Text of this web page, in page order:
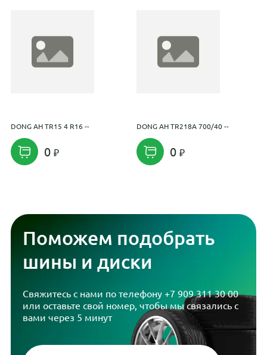
DONG AH TR15 4 R16 --
0
DONG AH TR218A 700/40 --
0
Поможем подобрать
шины и диски
Свяжитесь с нами по телефону +7 909 311 30 00
или оставьте свой номер, чтобы мы связались с
вами через 5 минут